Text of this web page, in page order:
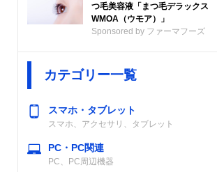
つ毛美容液「まつ毛デラックス
WMOA（ウモア）」
Sponsored by ファーマフーズ
カテゴリー一覧
スマホ・タブレット
スマホ、アクセサリ、タブレット
PC・PC関連
PC、PC周辺機器